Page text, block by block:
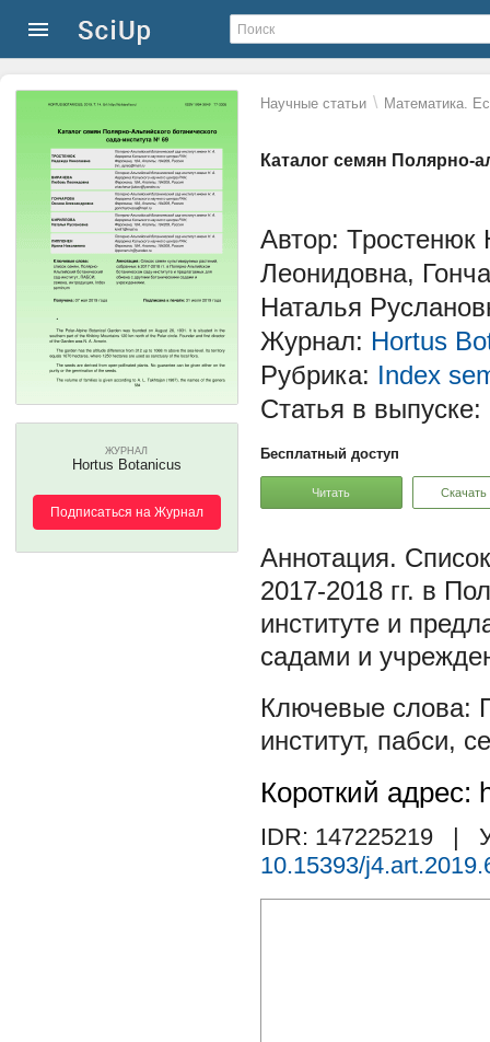
Научные статьи \ Математика.
Каталог семян Полярно-
ЖУРНАЛ
Hortus Botanicus
Подписаться на Журнал
Автор:
Леонидовна,
Наталья
Журнал: Hortus
Рубрика: Index
Статья в выпуске:
Бесплатный доступ
Читать Скачать
2017-2018 гг. в
институте и
садами и
институт, пабси,
Короткий адрес:
IDR: 147225219
|
10.15393/